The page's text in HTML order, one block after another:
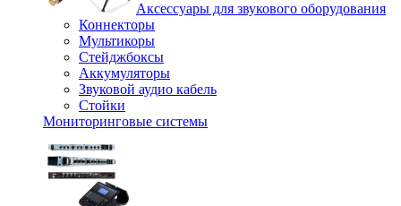
Аксессуары для звукового оборудования
Коннекторы
Мультикоры
Стейджбоксы
Аккумуляторы
Звуковой аудио кабель
Стойки
Мониторинговые системы